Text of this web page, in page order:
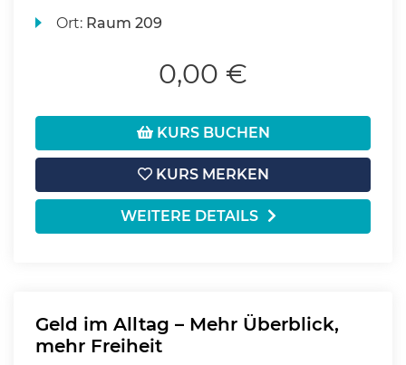
Ort: Raum 209
0,00 €
KURS BUCHEN
KURS MERKEN
WEITERE DETAILS
Geld im Alltag – Mehr Überblick,
mehr Freiheit